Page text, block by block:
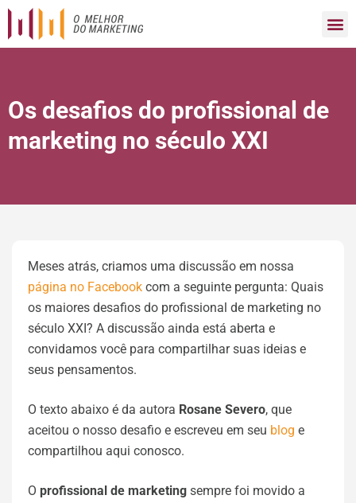
Os desafios do profissional de
marketing no século XXI
Meses atrás, criamos uma discussão em nossa
página no Facebook com a seguinte pergunta: Quais
os maiores desafios do profissional de marketing no
século XXI? A discussão ainda está aberta e
convidamos você para compartilhar suas ideias e
seus pensamentos.
O texto abaixo é da autora Rosane Severo, que
aceitou o nosso desafio e escreveu em seu blog e
compartilhou aqui conosco.
O profissional de marketing sempre foi movido a